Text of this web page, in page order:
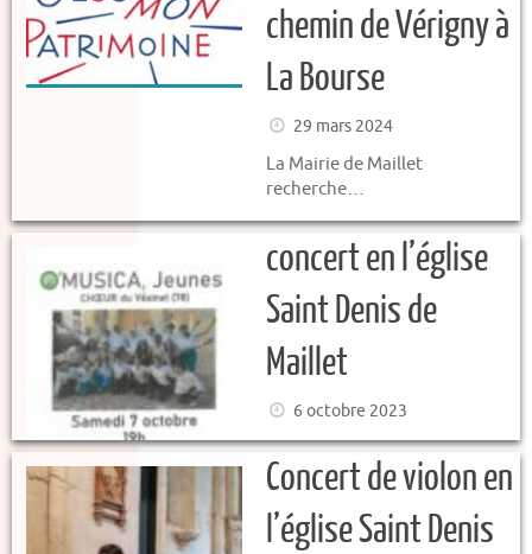
chemin de Vérigny à
La Bourse
29 mars 2024
La Mairie de Maillet
recherche…
concert en l’église
Saint Denis de
Maillet
6 octobre 2023
Concert de violon en
l’église Saint Denis